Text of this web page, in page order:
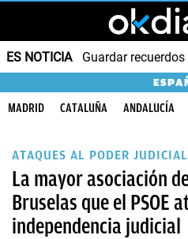
ES NOTICIA Guardar recuerdos
MADRID CATALUÑA ANDALUCÍA
ATAQUES AL PODER JUDICIAL
La mayor asociación
Bruselas que el PSOE
independencia judicial